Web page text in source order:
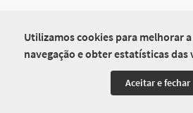
Utilizamos cookies para melhorar
navegação e obter estatísticas das
Aceitar e fechar